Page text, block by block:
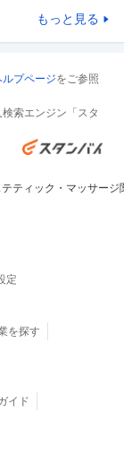
もっと見る
ルプページをご参照
索エンジン「スタ
テティック・マッサージ
定
を探す
イド